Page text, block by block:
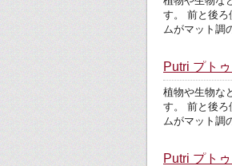
す。 前と後ろ
ムがマット調
Putri プト
植物や生物な
す。 前と後ろ
ムがマット調
Putri プト